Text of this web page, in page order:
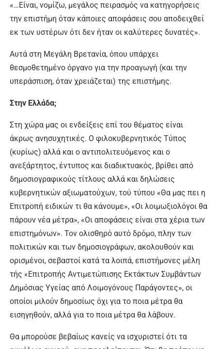
«…Είναι, νομίζω, μεγάλος πειρασμός να κατηγορήσεις
την επιστήμη όταν κάποιες αποφάσεις σου αποδειχθεί
εκ των υστέρων ότι δεν ήταν οι καλύτερες δυνατές».
Αυτά στη Μεγάλη Βρετανία, όπου υπάρχει
θεσμοθετημένο όργανο για την προαγωγή (και την
υπεράσπιση, όταν χρειάζεται) της επιστήμης.
Στην Ελλάδα;
Στη χώρα μας οι ενδείξεις επί του θέματος είναι
άκρως ανησυχητικές. Ο φιλοκυβερνητικός Τύπος
(κυρίως) αλλά και ο αντιπολιτευόμενος και ο
ανεξάρτητος, έντυπος και διαδικτυακός, βρίθει από
δημοσιογραφικούς τίτλους αλλά και δηλώσεις
κυβερνητικών αξιωματούχων, τού τύπου «Θα μας πει η
Επιτροπή ειδικών τι θα κάνουμε», «Οι λοιμωξιολόγοι θα
πάρουν νέα μέτρα», «Οι αποφάσεις είναι στα χέρια των
επιστημόνων». Τον ολισθηρό αυτό δρόμο, πλην των
πολιτικών και των δημοσιογράφων, ακολουθούν και
ορισμένοι, σεβαστοί κατά τα λοιπά, επιστήμονες μέλη
τής «Επιτροπής Αντιμετώπισης Εκτάκτων Συμβάντων
Δημόσιας Υγείας από Λοιμογόνους Παράγοντες», οι
οποίοι μιλούν δημοσίως όχι για το ποια μέτρα θα
εισηγηθούν, αλλά για το ποια μέτρα θα λάβουν.
Θα μπορούσε βεβαίως κανείς να ισχυριστεί ότι τα